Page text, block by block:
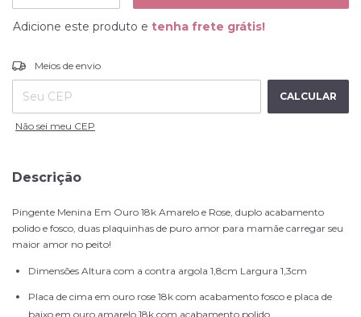
Adicione este produto e tenha frete grátis!
Entregas para o CEP:
Meios de envio
CALCULAR
Não sei meu CEP
Descrição
Pingente Menina Em Ouro 18k Amarelo e Rose, duplo acabamento
polido e fosco, duas plaquinhas de puro amor para mamãe carregar seu
maior amor no peito!
Dimensões Altura com a contra argola 1,8cm Largura 1,3cm
Placa de cima em ouro rose 18k com acabamento fosco e placa de
baixo em ouro amarelo 18k com acabamento polido